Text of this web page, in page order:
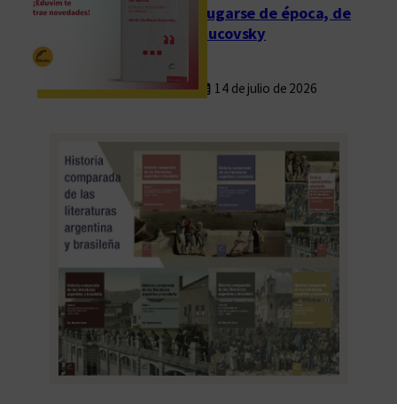
Fugarse de época, de
Rucovsky
14 de julio de 2026